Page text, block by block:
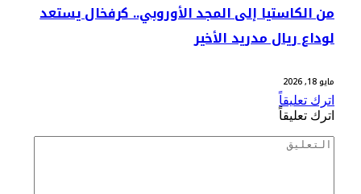
من الكاستيا إلى المجد الأوروبي.. كرفخال يستعد
لوداع ريال مدريد الأخير
مايو 18, 2026
اترك تعليقاً
اترك تعليقاً